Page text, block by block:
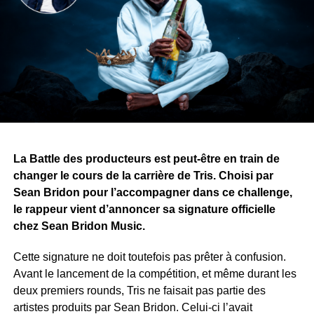
nation, c’est la culture qui transforme les générations. »
Une autre idée traverse également l’œuvre : les armes
divisent les peuples, tandis que les histoires, la musique
et l’art peuvent les rassembler.
Avec ce projet, Yvy Real Killer démontre que son talent
ne se limite pas à la musique. Alors que le premier tome
au public.
WhatsApp
Facebook
X Telegram
Email
>>
La Battle des producteurs est peut-être en train de
changer le cours de la carrière de Tris. Choisi par
Sean Bridon pour l’accompagner dans ce challenge,
le rappeur vient d’annoncer sa signature officielle
chez Sean Bridon Music.
Cette signature ne doit toutefois pas prêter à confusion.
Avant le lancement de la compétition, et même durant les
deux premiers rounds, Tris ne faisait pas partie des
artistes produits par Sean Bridon. Celui-ci l’avait